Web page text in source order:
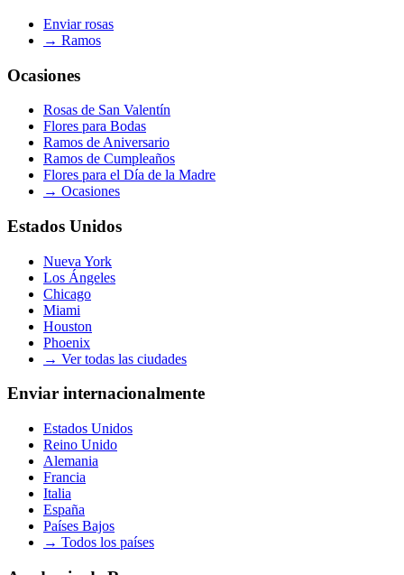
Enviar rosas
→ Ramos
Ocasiones
Rosas de San Valentín
Flores para Bodas
Ramos de Aniversario
Ramos de Cumpleaños
Flores para el Día de la Madre
→ Ocasiones
Estados Unidos
Nueva York
Los Ángeles
Chicago
Miami
Houston
Phoenix
→ Ver todas las ciudades
Enviar internacionalmente
Estados Unidos
Reino Unido
Alemania
Francia
Italia
España
Países Bajos
→ Todos los países